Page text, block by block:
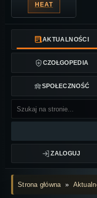
HEAT
AKTUALNOŚCI
CZOŁGOPEDIA
SPOŁECZNOŚĆ
ZALOGUJ
Strona główna»